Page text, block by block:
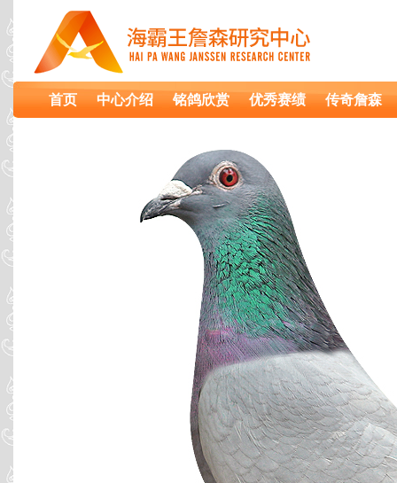
首页 中心介绍 铭鸽欣赏 优秀赛绩 传奇詹森